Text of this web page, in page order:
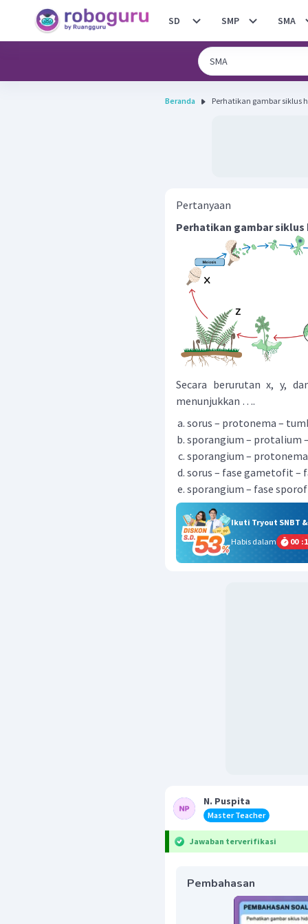
SD SMP SMA
Beranda Perhatikan gambar siklus
Pertanyaan
Perhatikan gambar siklus
Secara berurutan x, y,
menunjukkan ….
sorus – protonema –
sporangium – protalium
sporangium –
sorus – fase gametofit –
sporangium – fase
Ikuti Tryout SNBT
Habis dalam
00 :
N. Puspita
Master Teacher
Jawaban terverifikasi
Pembahasan